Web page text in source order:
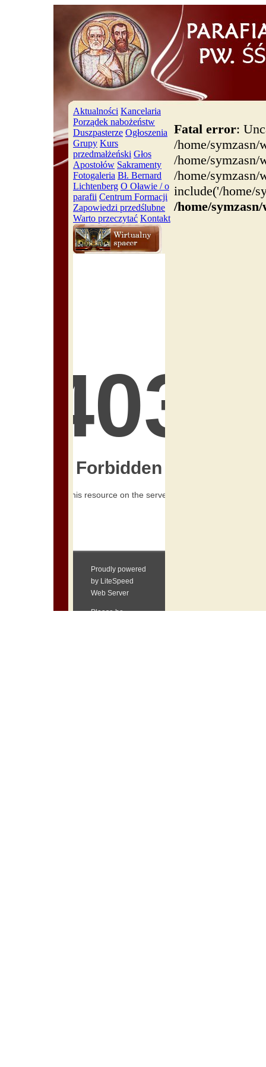
Aktualności Kancelaria
Porządek nabożeństw
Duszpasterze Ogłoszenia
Grupy Kurs
przedmałżeński Głos
Apostołów Sakramenty
Fotogaleria Bł. Bernard
Lichtenberg O Oławie / o
parafii Centrum Formacji
Zapowiedzi przedślubne
Warto przeczytać Kontakt
Fatal error:
/home/
/home/
/home/
include('/home/
/home/